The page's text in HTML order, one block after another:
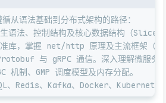
从语法基础到分布式架构的路径：
生语法、控制结构及核心数据结构（
准库，掌握 net/http 原理及主流框架（
与 gRPC 通信。深入理解微服
机制、GMP 调度模型及内存分配。
、Redis、Kafka、Docker、